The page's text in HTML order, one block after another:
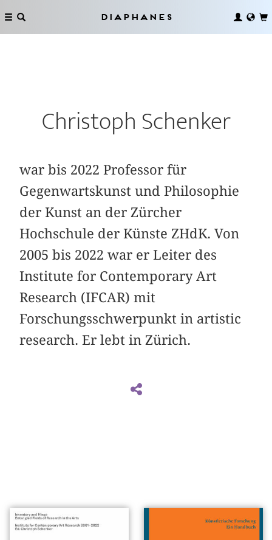
Diaphanes
Christoph Schenker
war bis 2022 Professor für
Gegenwartskunst und Philosophie
der Kunst an der Zürcher
Hochschule der Künste ZHdK. Von
2005 bis 2022 war er Leiter des
Institute for Contemporary Art
Research (IFCAR) mit
Forschungsschwerpunkt in artistic
research. Er lebt in Zürich.